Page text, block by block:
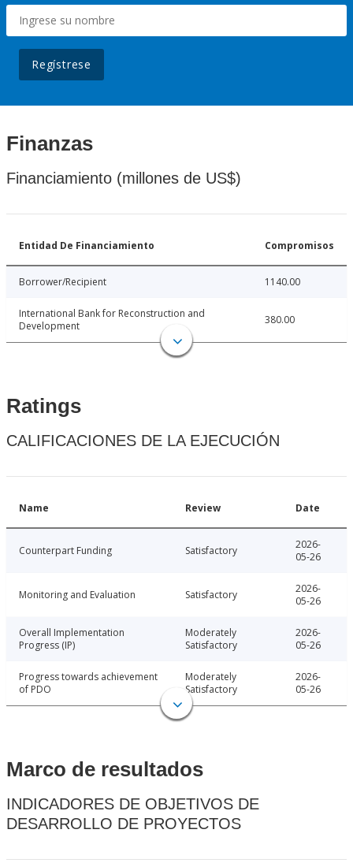
Regístrese
Finanzas
Financiamiento (millones de US$)
Entidad De Financiamiento Compromisos
Borrower/Recipient 1140.00
International Bank for Reconstruction and
Development
380.00
Ratings
CALIFICACIONES DE LA EJECUCIÓN
Name Review Date
Counterpart Funding Satisfactory
2026-
05-26
Monitoring and Evaluation Satisfactory
2026-
05-26
Overall Implementation
Progress (IP)
Moderately
Satisfactory
2026-
05-26
Progress towards achievement
of PDO
Moderately
Satisfactory
2026-
05-26
Marco de resultados
INDICADORES DE OBJETIVOS DE
DESARROLLO DE PROYECTOS